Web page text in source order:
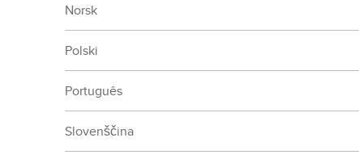
Norsk
Polski
Português
Slovenščina